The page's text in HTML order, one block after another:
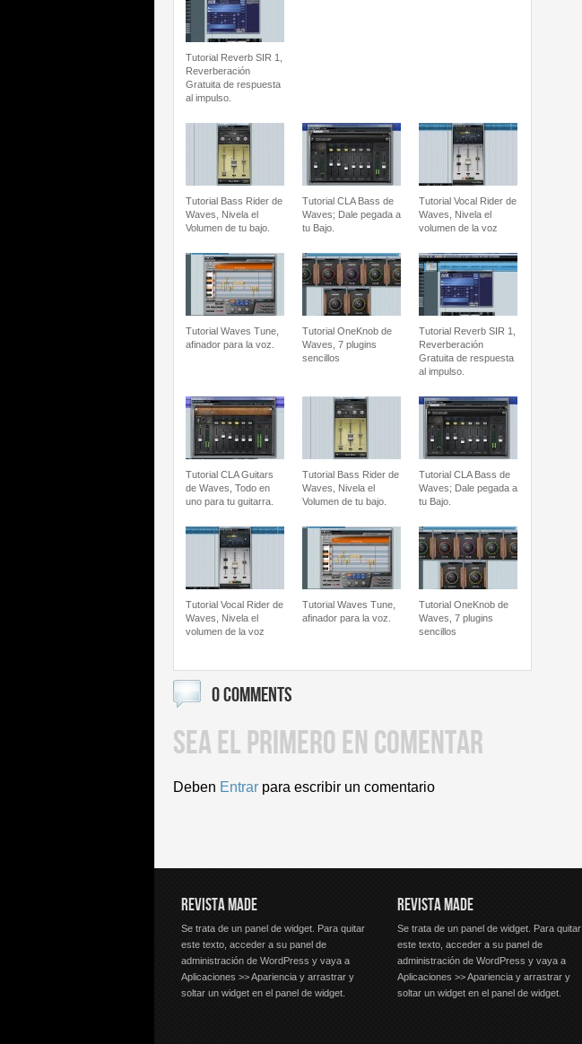
Tutorial Reverb SIR 1,
Reverberación
Gratuita de respuesta
al impulso.
Tutorial Bass Rider de
Waves, Nivela el
Volumen de tu bajo.
Tutorial CLA Bass de
Waves; Dale pegada a
tu Bajo.
Tutorial Vocal Rider de
Waves, Nivela el
volumen de la voz
Tutorial Waves Tune,
afinador para la voz.
Tutorial OneKnob de
Waves, 7 plugins
sencillos
Tutorial Reverb SIR 1,
Reverberación
Gratuita de respuesta
al impulso.
Tutorial CLA Guitars
de Waves, Todo en
uno para tu guitarra.
Tutorial Bass Rider de
Waves, Nivela el
Volumen de tu bajo.
Tutorial CLA Bass de
Waves; Dale pegada a
tu Bajo.
Tutorial Vocal Rider de
Waves, Nivela el
volumen de la voz
Tutorial Waves Tune,
afinador para la voz.
Tutorial OneKnob de
Waves, 7 plugins
sencillos
0 COMMENTS
SEA EL PRIMERO EN COMENTAR
Deben Entrar para escribir un comentario
REVISTA MADE
Se trata de un panel de widget. Para quitar
este texto, acceder a su panel de
administración de WordPress y vaya a
Aplicaciones >> Apariencia y arrastrar y
soltar un widget en el panel de widget.
REVISTA MADE
Se trata de un panel de widget. Para quitar
este texto, acceder a su panel de
administración de WordPress y vaya a
Aplicaciones >> Apariencia y arrastrar y
soltar un widget en el panel de widget.